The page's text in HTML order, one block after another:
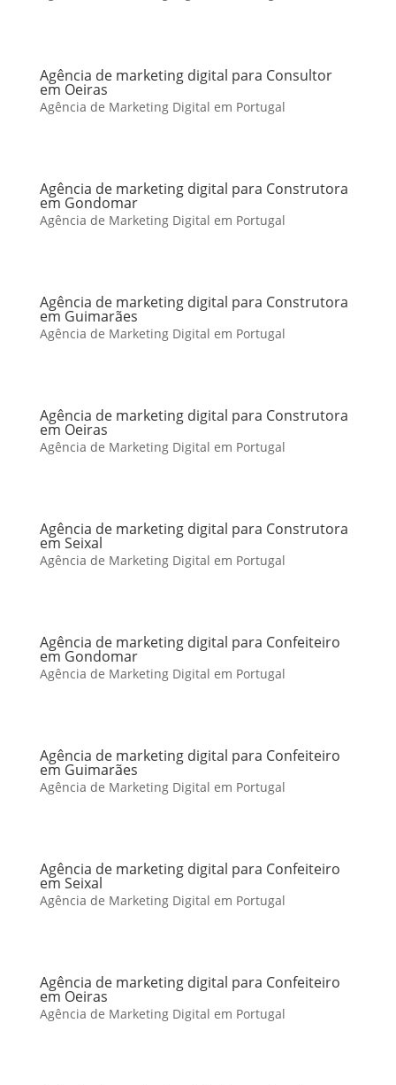
Agência de marketing digital para Consultor
em Oeiras
Agência de Marketing Digital em Portugal
Agência de marketing digital para Construtora
em Gondomar
Agência de Marketing Digital em Portugal
Agência de marketing digital para Construtora
em Guimarães
Agência de Marketing Digital em Portugal
Agência de marketing digital para Construtora
em Oeiras
Agência de Marketing Digital em Portugal
Agência de marketing digital para Construtora
em Seixal
Agência de Marketing Digital em Portugal
Agência de marketing digital para Confeiteiro
em Gondomar
Agência de Marketing Digital em Portugal
Agência de marketing digital para Confeiteiro
em Guimarães
Agência de Marketing Digital em Portugal
Agência de marketing digital para Confeiteiro
em Seixal
Agência de Marketing Digital em Portugal
Agência de marketing digital para Confeiteiro
em Oeiras
Agência de Marketing Digital em Portugal